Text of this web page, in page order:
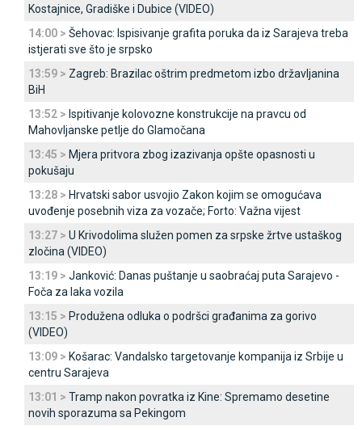
Kostajnice, Gradiške i Dubice (VIDEO)
14:00 > Šehovac: Ispisivanje grafita poruka da iz Sarajeva treba
istjerati sve što je srpsko
13:59 > Zagreb: Brazilac oštrim predmetom izbo državljanina
BiH
13:52 > Ispitivanje kolovozne konstrukcije na pravcu od
Mahovljanske petlje do Glamočana
13:45 > Mjera pritvora zbog izazivanja opšte opasnosti u
pokušaju
13:28 > Hrvatski sabor usvojio Zakon kojim se omogućava
uvođenje posebnih viza za vozače; Forto: Važna vijest
13:27 > U Krivodolima služen pomen za srpske žrtve ustaškog
zločina (VIDEO)
13:19 > Јanković: Danas puštanje u saobraćaj puta Sarajevo -
Foča za laka vozila
13:15 > Produžena odluka o podršci građanima za gorivo
(VIDEO)
13:09 > Košarac: Vandalsko targetovanje kompanija iz Srbije u
centru Sarajeva
13:01 > Tramp nakon povratka iz Kine: Spremamo desetine
novih sporazuma sa Pekingom